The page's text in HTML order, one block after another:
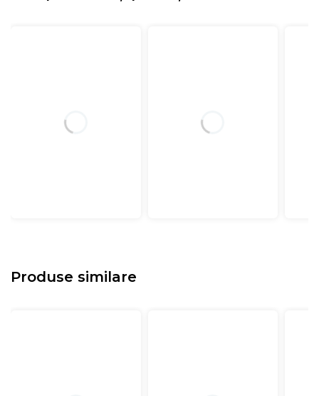
Produse similare